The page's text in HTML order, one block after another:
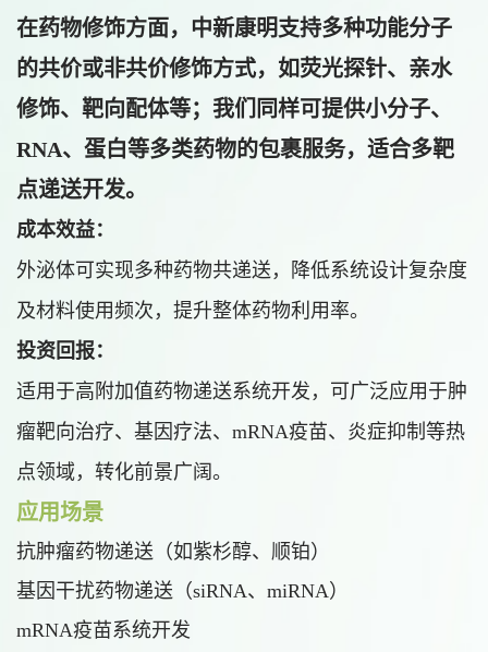
在药物修饰方面，中新康明支持多种功能分子
的共价或非共价修饰方式，如荧光探针、亲水
修饰、靶向配体等；我们同样可提供小分子、
RNA、蛋白等多类药物的包裹服务，适合多靶
点递送开发。
成本效益：
外泌体可实现多种药物共递送，降低系统设计复杂度
及材料使用频次，提升整体药物利用率。
投资回报：
适用于高附加值药物递送系统开发，可广泛应用于肿
瘤靶向治疗、基因疗法、mRNA疫苗、炎症抑制等热
点领域，转化前景广阔。
应用场景
抗肿瘤药物递送（如紫杉醇、顺铂）
基因干扰药物递送（siRNA、miRNA）
mRNA疫苗系统开发